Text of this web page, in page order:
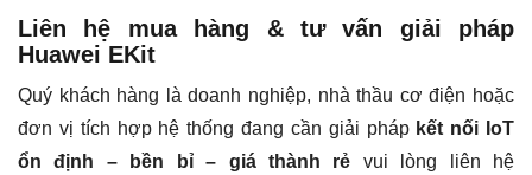
Liên hệ mua hàng & tư vấn giải pháp
Huawei EKit
Quý khách hàng là doanh nghiệp, nhà thầu cơ điện hoặc
đơn vị tích hợp hệ thống đang cần giải pháp kết nối IoT
ổn định – bền bỉ – giá thành rẻ vui lòng liên hệ